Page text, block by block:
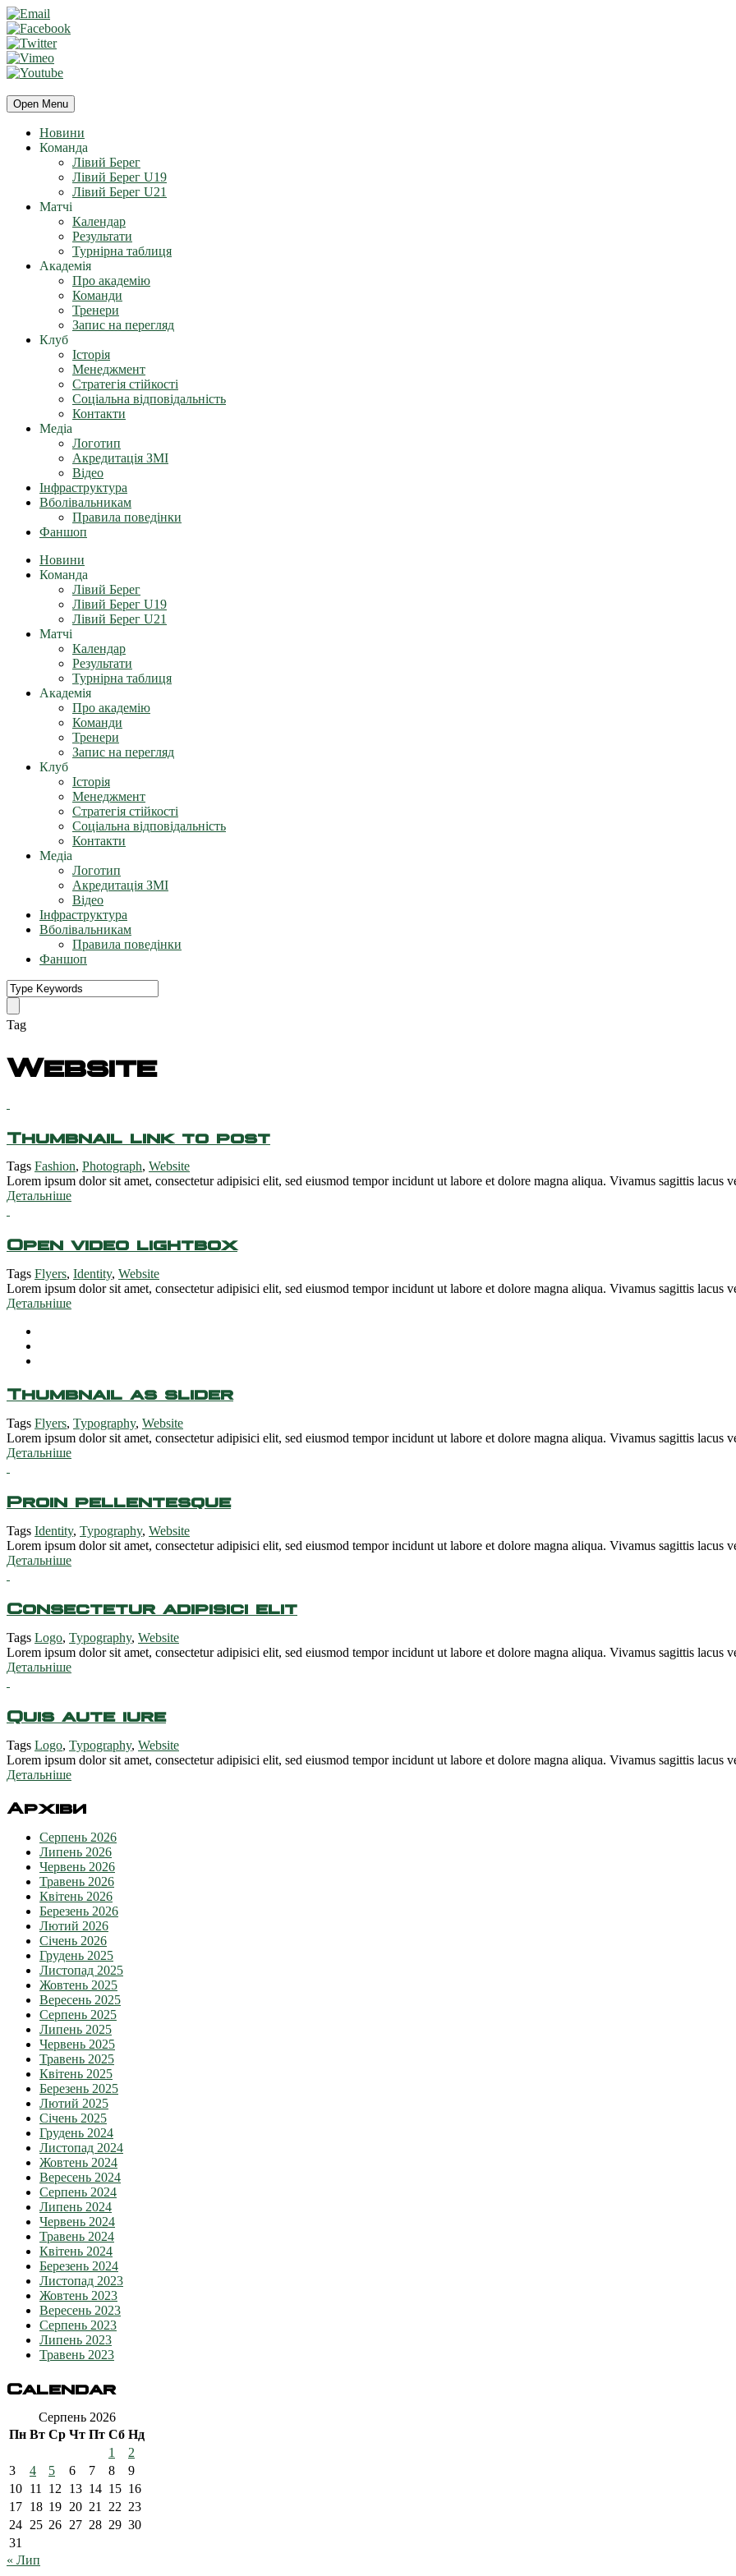
Open Menu
Новини
Команда
Лівий Берег
Лівий Берег U19
Лівий Берег U21
Матчі
Календар
Результати
Турнірна таблиця
Академія
Про академію
Команди
Тренери
Запис на перегляд
Клуб
Історія
Менеджмент
Стратегія стійкості
Соціальна відповідальність
Контакти
Медіа
Логотип
Акредитація ЗМІ
Відео
Інфраструктура
Вболівальникам
Правила поведінки
Фаншоп
Новини
Команда
Лівий Берег
Лівий Берег U19
Лівий Берег U21
Матчі
Календар
Результати
Турнірна таблиця
Академія
Про академію
Команди
Тренери
Запис на перегляд
Клуб
Історія
Менеджмент
Стратегія стійкості
Соціальна відповідальність
Контакти
Медіа
Логотип
Акредитація ЗМІ
Відео
Інфраструктура
Вболівальникам
Правила поведінки
Фаншоп
Tag
Website
Thumbnail link to post
Tags Fashion, Photograph, Website
Lorem ipsum dolor sit amet, consectetur adipisici elit, sed eiusmod tempor incidunt ut labore et dolore magna aliqua. Vivamus sagittis lacus
Детальніше
Open video lightbox
Tags Flyers, Identity, Website
Lorem ipsum dolor sit amet, consectetur adipisici elit, sed eiusmod tempor incidunt ut labore et dolore magna aliqua. Vivamus sagittis lacus
Детальніше
Thumbnail as slider
Tags Flyers, Typography, Website
Lorem ipsum dolor sit amet, consectetur adipisici elit, sed eiusmod tempor incidunt ut labore et dolore magna aliqua. Vivamus sagittis lacus
Детальніше
Proin pellentesque
Tags Identity, Typography, Website
Lorem ipsum dolor sit amet, consectetur adipisici elit, sed eiusmod tempor incidunt ut labore et dolore magna aliqua. Vivamus sagittis lacus
Детальніше
Consectetur adipisici elit
Tags Logo, Typography, Website
Lorem ipsum dolor sit amet, consectetur adipisici elit, sed eiusmod tempor incidunt ut labore et dolore magna aliqua. Vivamus sagittis lacus
Детальніше
Quis aute iure
Tags Logo, Typography, Website
Lorem ipsum dolor sit amet, consectetur adipisici elit, sed eiusmod tempor incidunt ut labore et dolore magna aliqua. Vivamus sagittis lacus
Детальніше
Архіви
Серпень 2026
Липень 2026
Червень 2026
Травень 2026
Квітень 2026
Березень 2026
Лютий 2026
Січень 2026
Грудень 2025
Листопад 2025
Жовтень 2025
Вересень 2025
Серпень 2025
Липень 2025
Червень 2025
Травень 2025
Квітень 2025
Березень 2025
Лютий 2025
Січень 2025
Грудень 2024
Листопад 2024
Жовтень 2024
Вересень 2024
Серпень 2024
Липень 2024
Червень 2024
Травень 2024
Квітень 2024
Березень 2024
Листопад 2023
Жовтень 2023
Вересень 2023
Серпень 2023
Липень 2023
Травень 2023
Calendar
Серпень 2026
Пн Вт Ср Чт Пт Сб Нд
1
2
3
4 5 6 7 8
9
10 11 12 13 14 15 16
17 18 19 20 21 22 23
24 25 26 27 28 29 30
31
« Лип